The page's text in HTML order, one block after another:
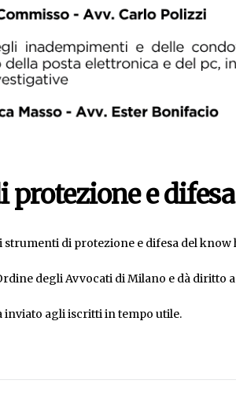
e
strumenti di protezione e difesa del know
degli Avvocati di Milano e dà diritto
agli iscritti in tempo utile.